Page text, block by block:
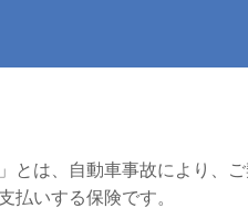
とは、自動車事故により、
払いする保険です。